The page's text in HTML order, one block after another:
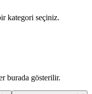
kategori seçiniz.
burada gösterilir.